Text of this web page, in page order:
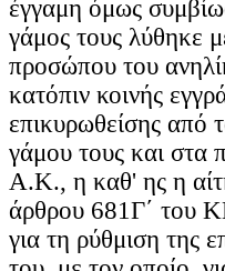
έγγαμη όμως
γάμος τους λύθηκε
προσώπου του
κατόπιν κοινής
επικυρωθείσης από
γάμου τους και στα
Α.Κ., η καθ' ης η
άρθρου 681Γ΄ του
για τη ρύθμιση της